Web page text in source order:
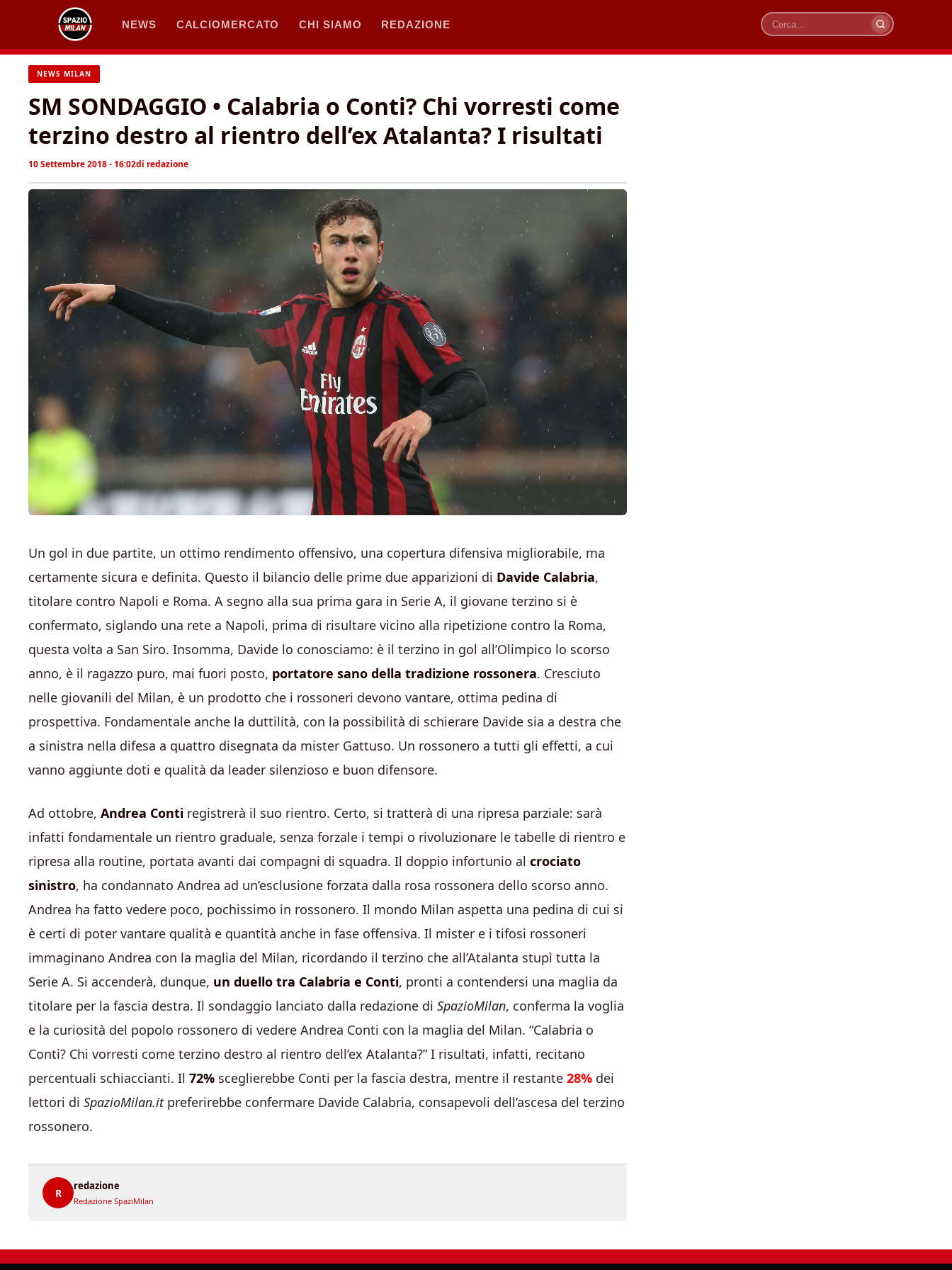
contenuto
NEWS CALCIOMERCATO CHI SIAMO REDAZIONE
Cerca
NEWS MILAN
SM SONDAGGIO • Calabria o Conti? Chi vorresti come
terzino destro al rientro dell’ex Atalanta? I risultati
10 Settembre 2018 - 16:02di redazione
Un gol in due partite, un ottimo rendimento offensivo, una copertura difensiva migliorabile, ma
certamente sicura e definita. Questo il bilancio delle prime due apparizioni di Davide Calabria,
titolare contro Napoli e Roma. A segno alla sua prima gara in Serie A, il giovane terzino si è
confermato, siglando una rete a Napoli, prima di risultare vicino alla ripetizione contro la Roma,
questa volta a San Siro. Insomma, Davide lo conosciamo: è il terzino in gol all’Olimpico lo scorso
anno, è il ragazzo puro, mai fuori posto, portatore sano della tradizione rossonera. Cresciuto
nelle giovanili del Milan, è un prodotto che i rossoneri devono vantare, ottima pedina di
prospettiva. Fondamentale anche la duttilità, con la possibilità di schierare Davide sia a destra che
a sinistra nella difesa a quattro disegnata da mister Gattuso. Un rossonero a tutti gli effetti, a cui
vanno aggiunte doti e qualità da leader silenzioso e buon difensore.
Ad ottobre, Andrea Conti registrerà il suo rientro. Certo, si tratterà di una ripresa parziale: sarà
infatti fondamentale un rientro graduale, senza forzale i tempi o rivoluzionare le tabelle di rientro e
ripresa alla routine, portata avanti dai compagni di squadra. Il doppio infortunio al crociato
sinistro, ha condannato Andrea ad un’esclusione forzata dalla rosa rossonera dello scorso anno.
Andrea ha fatto vedere poco, pochissimo in rossonero. Il mondo Milan aspetta una pedina di cui si
è certi di poter vantare qualità e quantità anche in fase offensiva. Il mister e i tifosi rossoneri
immaginano Andrea con la maglia del Milan, ricordando il terzino che all’Atalanta stupì tutta la
Serie A. Si accenderà, dunque, un duello tra Calabria e Conti, pronti a contendersi una maglia da
titolare per la fascia destra. Il sondaggio lanciato dalla redazione di SpazioMilan, conferma la voglia
e la curiosità del popolo rossonero di vedere Andrea Conti con la maglia del Milan. “Calabria o
Conti? Chi vorresti come terzino destro al rientro dell’ex Atalanta?” I risultati, infatti, recitano
percentuali schiaccianti. Il 72% sceglierebbe Conti per la fascia destra, mentre il restante 28% dei
lettori di SpazioMilan.itpreferirebbe confermare Davide Calabria, consapevoli dell’ascesa del terzino
rossonero.
R
redazione
Redazione SpaziMilan